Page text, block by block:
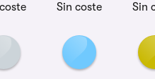
Sin coste Sin